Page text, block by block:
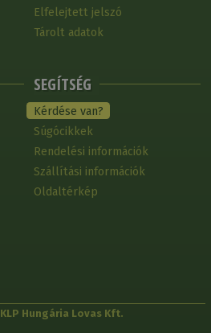
Elfelejtett jelszó
Tárolt adatok
SEGÍTSÉG
Kérdése van?
Súgócikkek
Rendelési információk
Szállítási információk
Oldaltérkép
KLP Hungária Lovas Kft.